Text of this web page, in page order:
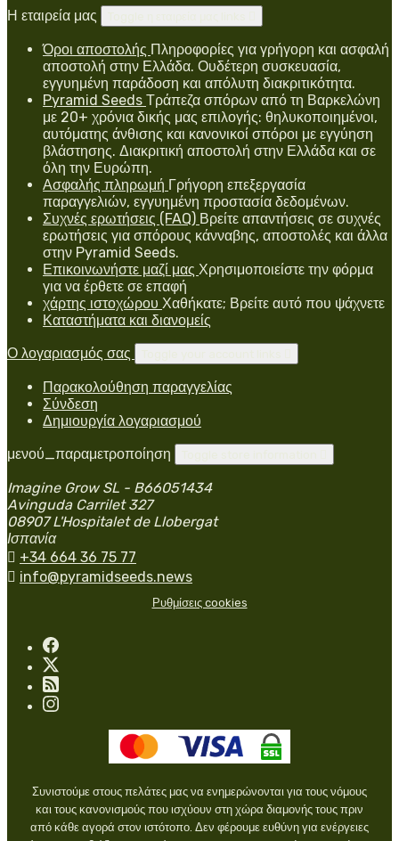
Η εταιρεία μας
Όροι αποστολής Πληροφορίες για γρήγορη και ασφαλή
αποστολή στην Ελλάδα. Ουδέτερη συσκευασία,
εγγυημένη παράδοση και απόλυτη διακριτικότητα.
Pyramid Seeds Τράπεζα σπόρων από τη Βαρκελώνη
με 20+ χρόνια δικής μας επιλογής: θηλυκοποιημένοι,
αυτόματης άνθισης και κανονικοί σπόροι με εγγύηση
βλάστησης. Διακριτική αποστολή στην Ελλάδα και σε
όλη την Ευρώπη.
Ασφαλής πληρωμή Γρήγορη επεξεργασία
παραγγελιών, εγγυημένη προστασία δεδομένων.
Συχνές ερωτήσεις (FAQ) Βρείτε απαντήσεις σε συχνές
ερωτήσεις για σπόρους κάνναβης, αποστολές και άλλα
στην Pyramid Seeds.
Επικοινωνήστε μαζί μας Χρησιμοποιείστε την φόρμα
για να έρθετε σε επαφή
χάρτης ιστοχώρου Χαθήκατε; Βρείτε αυτό που ψάχνετε
Καταστήματα και διανομείς
Ο λογαριασμός σας
Παρακολούθηση παραγγελίας
Σύνδεση
Δημιουργία λογαριασμού
μενού_παραμετροποίηση
Imagine Grow SL - B66051434
Avinguda Carrilet 327
08907 L'Hospitalet de Llobergat
Ισπανία
 +34 664 36 75 77
 info@pyramidseeds.news
Ρυθμίσεις cookies
Συνιστούμε στους πελάτες μας να ενημερώνονται για τους νόμους
και τους κανονισμούς που ισχύουν στη χώρα διαμονής τους πριν
από κάθε αγορά στον ιστότοπο. Δεν φέρουμε ευθύνη για ενέργειες